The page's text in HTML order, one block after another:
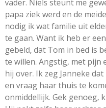
vader. Niels steunt me
papa ziek werd en de
nodig ik wat familie uit
te gaan. Want ik heb er
gebeld, dat Tom in bed is
te willen. Angstig, met pijn
hij over. Ik zeg Janneke
en vraag haar thuis te
onmiddellijk. Gek genoeg,